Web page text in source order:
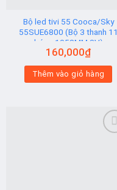
Bộ led tivi 55 Cooca/Sky
55SUE6800 (Bộ 3 thanh 11
bóng 1058MM 3V)
160,000₫
Thêm vào giỏ hàng